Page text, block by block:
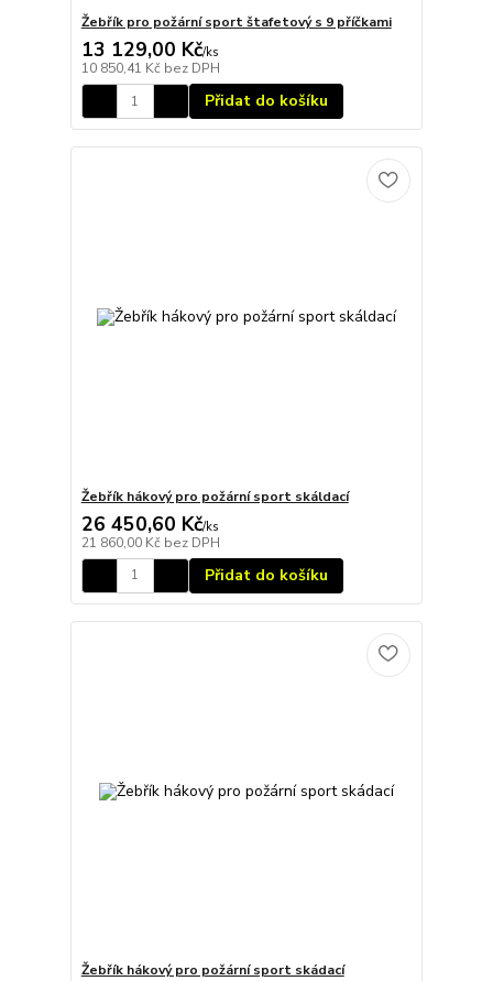
Žebřík pro požární sport štafetový s 9 příčkami
13 129,00 Kč/ks
10 850,41 Kč bez DPH
Přidat do košíku
Žebřík hákový pro požární sport skáldací
26 450,60 Kč/ks
21 860,00 Kč bez DPH
Přidat do košíku
Žebřík hákový pro požární sport skádací